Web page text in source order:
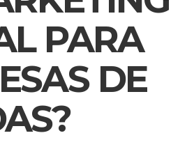
PARA
DE